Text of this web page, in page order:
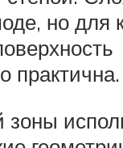
но для
практична.